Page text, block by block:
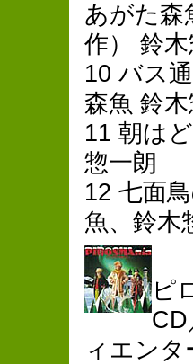
あがた森
作） 鈴
10 バス
森魚 鈴
11 朝は
惣一朗
12 七面
魚、鈴木
ピ
ィエン